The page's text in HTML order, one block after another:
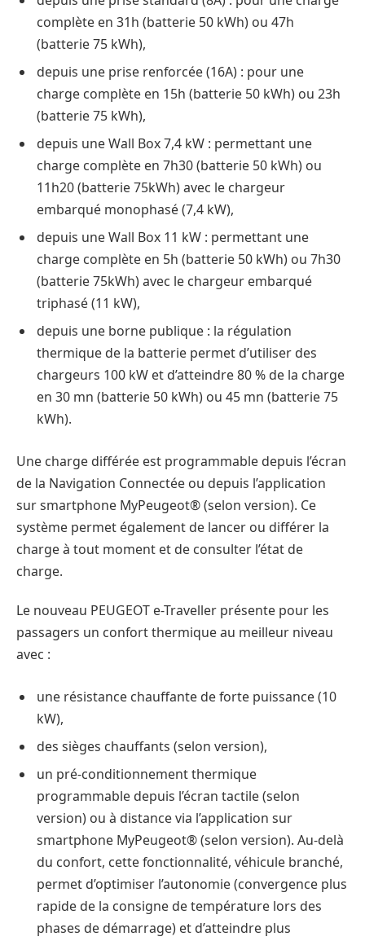
complète en 31h (batterie 50 kWh) ou 47h
(batterie 75 kWh),
depuis une prise renforcée (16A) : pour une
charge complète en 15h (batterie 50 kWh) ou 23h
(batterie 75 kWh),
depuis une Wall Box 7,4 kW : permettant une
charge complète en 7h30 (batterie 50 kWh) ou
11h20 (batterie 75kWh) avec le chargeur
embarqué monophasé (7,4 kW),
depuis une Wall Box 11 kW : permettant une
charge complète en 5h (batterie 50 kWh) ou 7h30
(batterie 75kWh) avec le chargeur embarqué
triphasé (11 kW),
depuis une borne publique : la régulation
thermique de la batterie permet d’utiliser des
chargeurs 100 kW et d’atteindre 80 % de la charge
en 30 mn (batterie 50 kWh) ou 45 mn (batterie 75
kWh).
Une charge différée est programmable depuis l’écran
de la Navigation Connectée ou depuis l’application
sur smartphone MyPeugeot® (selon version). Ce
système permet également de lancer ou différer la
charge à tout moment et de consulter l’état de
charge.
Le nouveau PEUGEOT e-Traveller présente pour les
passagers un confort thermique au meilleur niveau
avec :
une résistance chauffante de forte puissance (10
kW),
des sièges chauffants (selon version),
un pré-conditionnement thermique
programmable depuis l’écran tactile (selon
version) ou à distance via l’application sur
smartphone MyPeugeot® (selon version). Au-delà
du confort, cette fonctionnalité, véhicule branché,
permet d’optimiser l’autonomie (convergence plus
rapide de la consigne de température lors des
phases de démarrage) et d’atteindre plus